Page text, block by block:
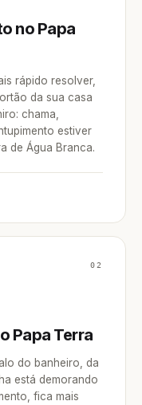
no Papa
rápido resolver,
da sua casa
chama,
estiver
de Água Branca.
02
Papa Terra
do banheiro, da
está demorando
fica mais